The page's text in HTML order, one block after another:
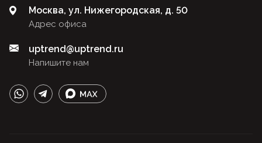
Адрес офиса
Москва, ул. Нижегородская, д. 50
Напишите нам
uptrend@uptrend.ru